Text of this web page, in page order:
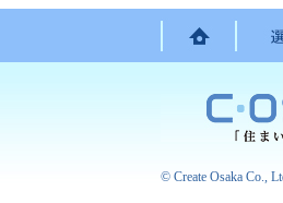
© Create Osaka Co.,